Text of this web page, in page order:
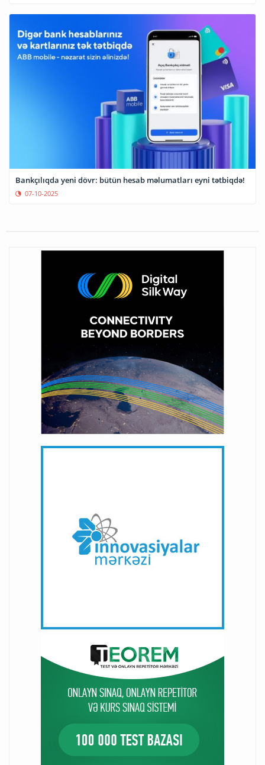
Bankçılıqda yeni dövr: bütün hesab məlumatları eyni tətbiqdə!
07-10-2025